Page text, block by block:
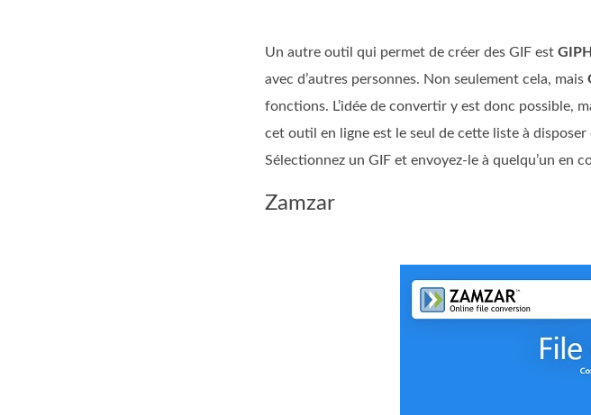
Un autre outil qui permet de créer des GIF est
avec d’autres personnes. Non seulement cela, mais
fonctions. L’idée de convertir y est donc possible,
cet outil en ligne est le seul de cette liste à
Sélectionnez un GIF et envoyez‑le à quelqu’un en
Zamzar